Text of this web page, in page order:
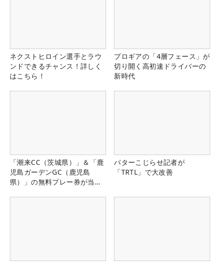
ネクストヒロイン選手とラウ
ンドできるチャンス！詳しく
はこちら！
プロギアの「4層フェース」が
切り開く高初速ドライバーの
新時代
「潮来CC（茨城県）」＆「鹿
児島ガーデンGC（鹿児島
県）」の無料プレー券が当た
パターこじらせ記者が
「TRTL」で大改善